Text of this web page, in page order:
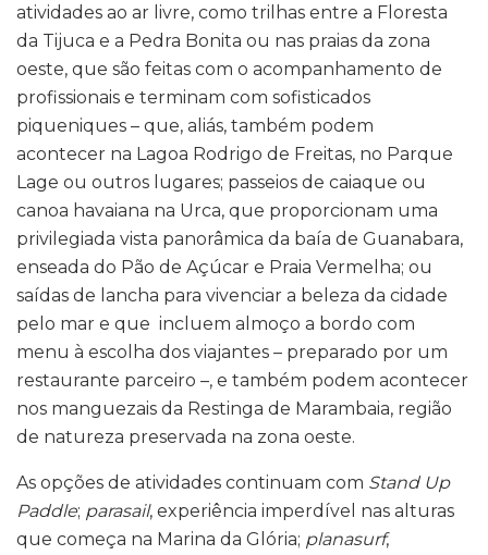
atividades ao ar livre, como trilhas entre a Floresta
da Tijuca e a Pedra Bonita ou nas praias da zona
oeste, que são feitas com o acompanhamento de
profissionais e terminam com sofisticados
piqueniques – que, aliás, também podem
acontecer na Lagoa Rodrigo de Freitas, no Parque
Lage ou outros lugares; passeios de caiaque ou
canoa havaiana na Urca, que proporcionam uma
privilegiada vista panorâmica da baía de Guanabara,
enseada do Pão de Açúcar e Praia Vermelha; ou
saídas de lancha para vivenciar a beleza da cidade
pelo mar e que incluem almoço a bordo com
menu à escolha dos viajantes – preparado por um
restaurante parceiro –, e também podem acontecer
nos manguezais da Restinga de Marambaia, região
de natureza preservada na zona oeste.
As opções de atividades continuam com Stand Up
Paddle; parasail, experiência imperdível nas alturas
que começa na Marina da Glória; planasurf,